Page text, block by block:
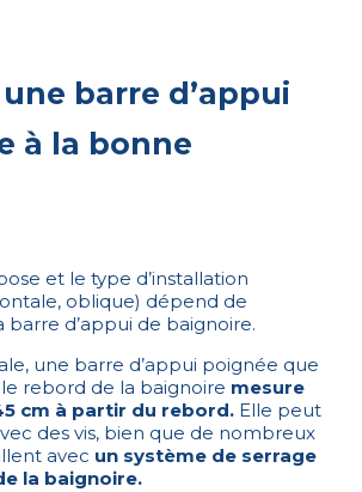
barre d’appui
à la bonne
et le type d’installation
oblique) dépend de
barre d’appui de baignoire.
une barre d’appui poignée que
rebord de la baignoire mesure
cm à partir du rebord. Elle peut
des vis, bien que de nombreux
avec un système de serrage
la baignoire.